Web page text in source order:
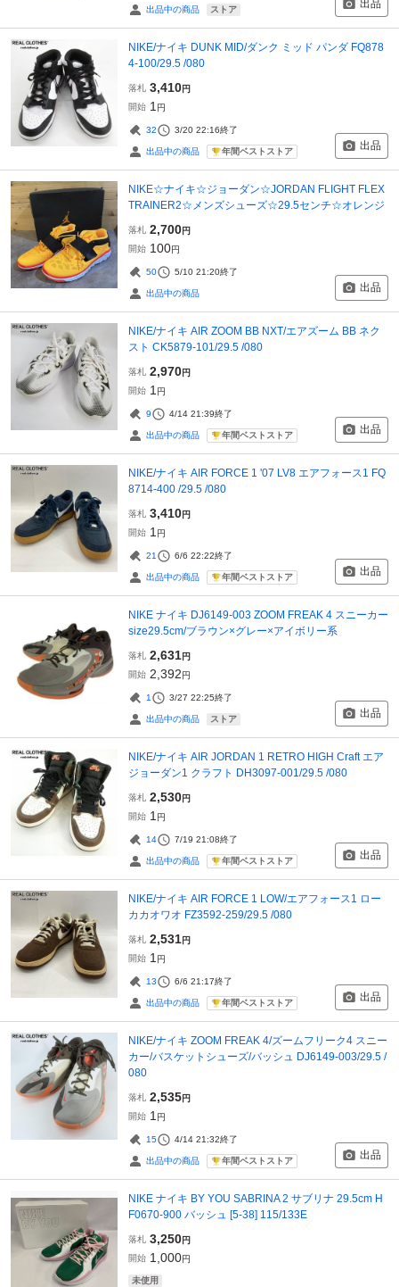
出品中の商品 ストア 出品
NIKE/ナイキ DUNK MID/ダンク ミッド パンダ FQ878
4-100/29.5 /080
落札 3,410円
開始 1 円
32 3/20 22:16終了
出品中の商品 年間ベストストア 出品
NIKE☆ナイキ☆ジョーダン☆JORDAN FLIGHT FLEX
TRAINER2☆メンズシューズ☆29.5センチ☆オレンジ
落札 2,700円
開始 100円
50 5/10 21:20終了
出品中の商品 出品
NIKE/ナイキ AIR ZOOM BB NXT/エアズーム BB ネク
スト CK5879-101/29.5 /080
落札 2,970円
開始 1 円
9 4/14 21:39終了
出品中の商品 年間ベストストア 出品
NIKE/ナイキ AIR FORCE 1 '07 LV8 エアフォース1 FQ
8714-400 /29.5 /080
落札 3,410円
開始 1 円
21 6/6 22:22終了
出品中の商品 年間ベストストア 出品
NIKE ナイキ DJ6149-003 ZOOM FREAK 4 スニーカー
size29.5cm/ブラウン×グレー×アイボリー系
落札 2,631円
開始 2,392円
1 3/27 22:25終了
出品中の商品 ストア 出品
NIKE/ナイキ AIR JORDAN 1 RETRO HIGH Craft エア
ジョーダン1 クラフト DH3097-001/29.5 /080
落札 2,530円
開始 1 円
14 7/19 21:08終了
出品中の商品 年間ベストストア 出品
NIKE/ナイキ AIR FORCE 1 LOW/エアフォース1 ロー
カカオワオ FZ3592-259/29.5 /080
落札 2,531円
開始 1 円
13 6/6 21:17終了
出品中の商品 年間ベストストア 出品
NIKE/ナイキ ZOOM FREAK 4/ズームフリーク4 スニー
カー/バスケットシューズ/バッシュ DJ6149-003/29.5 /
080
落札 2,535円
開始 1 円
15 4/14 21:32終了
出品中の商品 年間ベストストア 出品
NIKE ナイキ BY YOU SABRINA 2 サブリナ 29.5cm H
F0670-900 バッシュ [5-38] 115/133E
落札 3,250円
開始 1,000円
未使用